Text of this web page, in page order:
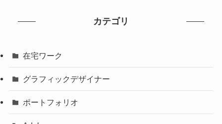
カテゴリ
在宅ワーク
グラフィックデザイナー
ポートフォリオ